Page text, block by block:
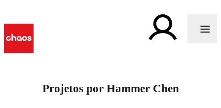
Projetos por Hammer Chen